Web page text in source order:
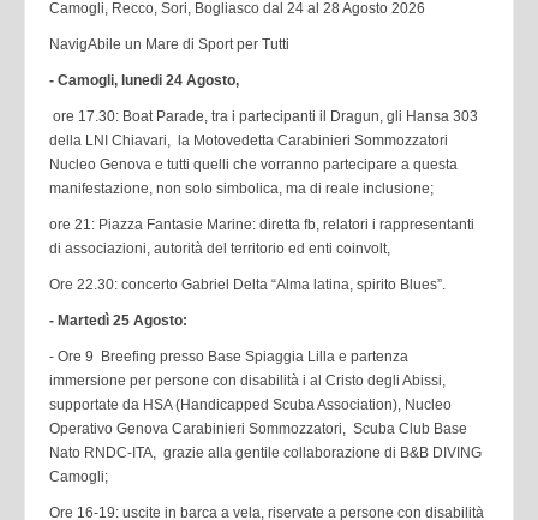
Camogli, Recco, Sori, Bogliasco dal 24 al 28 Agosto 2026
NavigAbile un Mare di Sport per Tutti
- Camogli, lunedi 24 Agosto,
ore 17.30: Boat Parade, tra i partecipanti il Dragun, gli Hansa 303
della LNI Chiavari, la Motovedetta Carabinieri Sommozzatori
Nucleo Genova e tutti quelli che vorranno partecipare a questa
manifestazione, non solo simbolica, ma di reale inclusione;
ore 21: Piazza Fantasie Marine: diretta fb, relatori i rappresentanti
di associazioni, autorità del territorio ed enti coinvolt,
Ore 22.30: concerto Gabriel Delta “Alma latina, spirito Blues”.
- Martedì 25 Agosto:
- Ore 9 Breefing presso Base Spiaggia Lilla e partenza
immersione per persone con disabilità i al Cristo degli Abissi,
supportate da HSA (Handicapped Scuba Association), Nucleo
Operativo Genova Carabinieri Sommozzatori, Scuba Club Base
Nato RNDC-ITA, grazie alla gentile collaborazione di B&B DIVING
Camogli;
Ore 16-19: uscite in barca a vela, riservate a persone con disabilità